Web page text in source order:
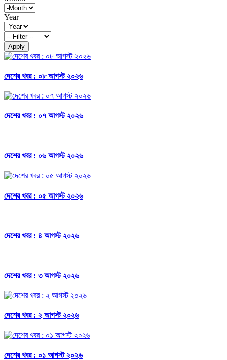
Year
Apply
দেশের খবর : ০৮ আগস্ট ২০২৬
দেশের খবর : ০৭ আগস্ট ২০২৬
দেশের খবর : ০৬ আগস্ট ২০২৬
দেশের খবর : ০৫ আগস্ট ২০২৬
দেশের খবর : ৪ আগস্ট ২০২৬
দেশের খবর : ৩ আগস্ট ২০২৬
দেশের খবর : ২ আগস্ট ২০২৬
দেশের খবর : ০১ আগস্ট ২০২৬